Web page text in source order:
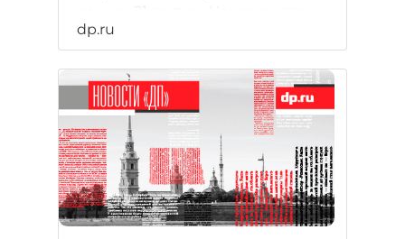
России по футболу. Все карты в
сегодняшнем матче на руках у
"Зенита", "Мордовия" слабее
соперника и эксперты делают
ставки на петербуржцев. Dp.ru
подготовил свой прогноза на
матч "Зенит – "Мордовия" 17
марта, публикует прогнозы
букмекерских контор,а также
напоминает время матча, где
dp.ru